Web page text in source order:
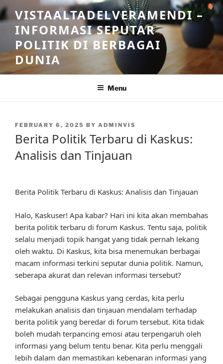
Skip
to
content
VISTAALTADELVERAMENDI –
INFORMASI SEPUTAR
POLITIK DI BERBAGAI
DUNIA
Menu
POSTED
FEBRUARY 6, 2025 BY ADMINVIS
Berita Politik Terbaru di Kaskus:
Analisis dan Tinjauan
Berita Politik Terbaru di Kaskus: Analisis dan Tinjauan
Halo, Kaskuser! Apa kabar? Hari ini kita akan membahas
berita politik terbaru di forum Kaskus. Tentu saja, politik
selalu menjadi topik hangat yang tidak pernah lekang
oleh waktu. Di Kaskus, kita bisa menemukan berbagai
macam informasi terkini seputar dunia politik. Namun,
seberapa akurat dan relevan informasi tersebut?
Sebagai pengguna Kaskus yang cerdas, kita perlu
melakukan analisis dan tinjauan mendalam terhadap
berita politik yang beredar di forum tersebut. Kita tidak
boleh mudah terpancing emosi atau terpengaruh oleh
informasi yang belum tentu benar. Kita perlu menggali
lebih dalam dan memastikan kebenaran informasi yang